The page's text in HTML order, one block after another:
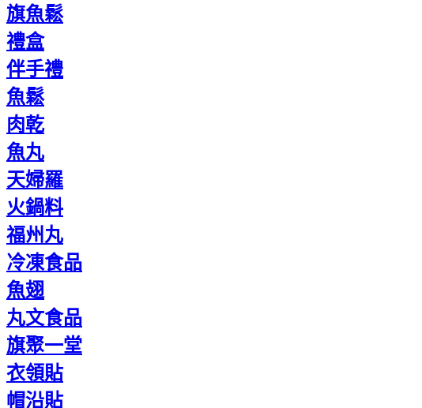
旗魚鬆
禮盒
伴手禮
魚鬆
肉乾
魚丸
天婦羅
火鍋料
福州丸
冷凍食品
魚翅
丸文食品
旗聚一堂
衣領貼
帽沿貼